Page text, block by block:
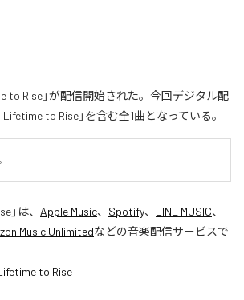
to Rise」が配信開始された。今回デジタル配
to Rise」を含む全1曲となっている。
」は、 Apple Music、 Spotify、 LINE MUSIC、
Music Unlimitedなどの音楽配信サービスで
to Rise